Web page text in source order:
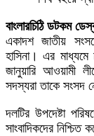
বাংলারচিঠি ডটকম
একাদশ জাতীয়
হাসিনা। এর মাধ্যমে
জানুয়ারি আওয়ামী
সদস্যরা তাকে সংসদ
দলটির উপদেষ্টা
সাংবাদিকদের নিশ্চিত